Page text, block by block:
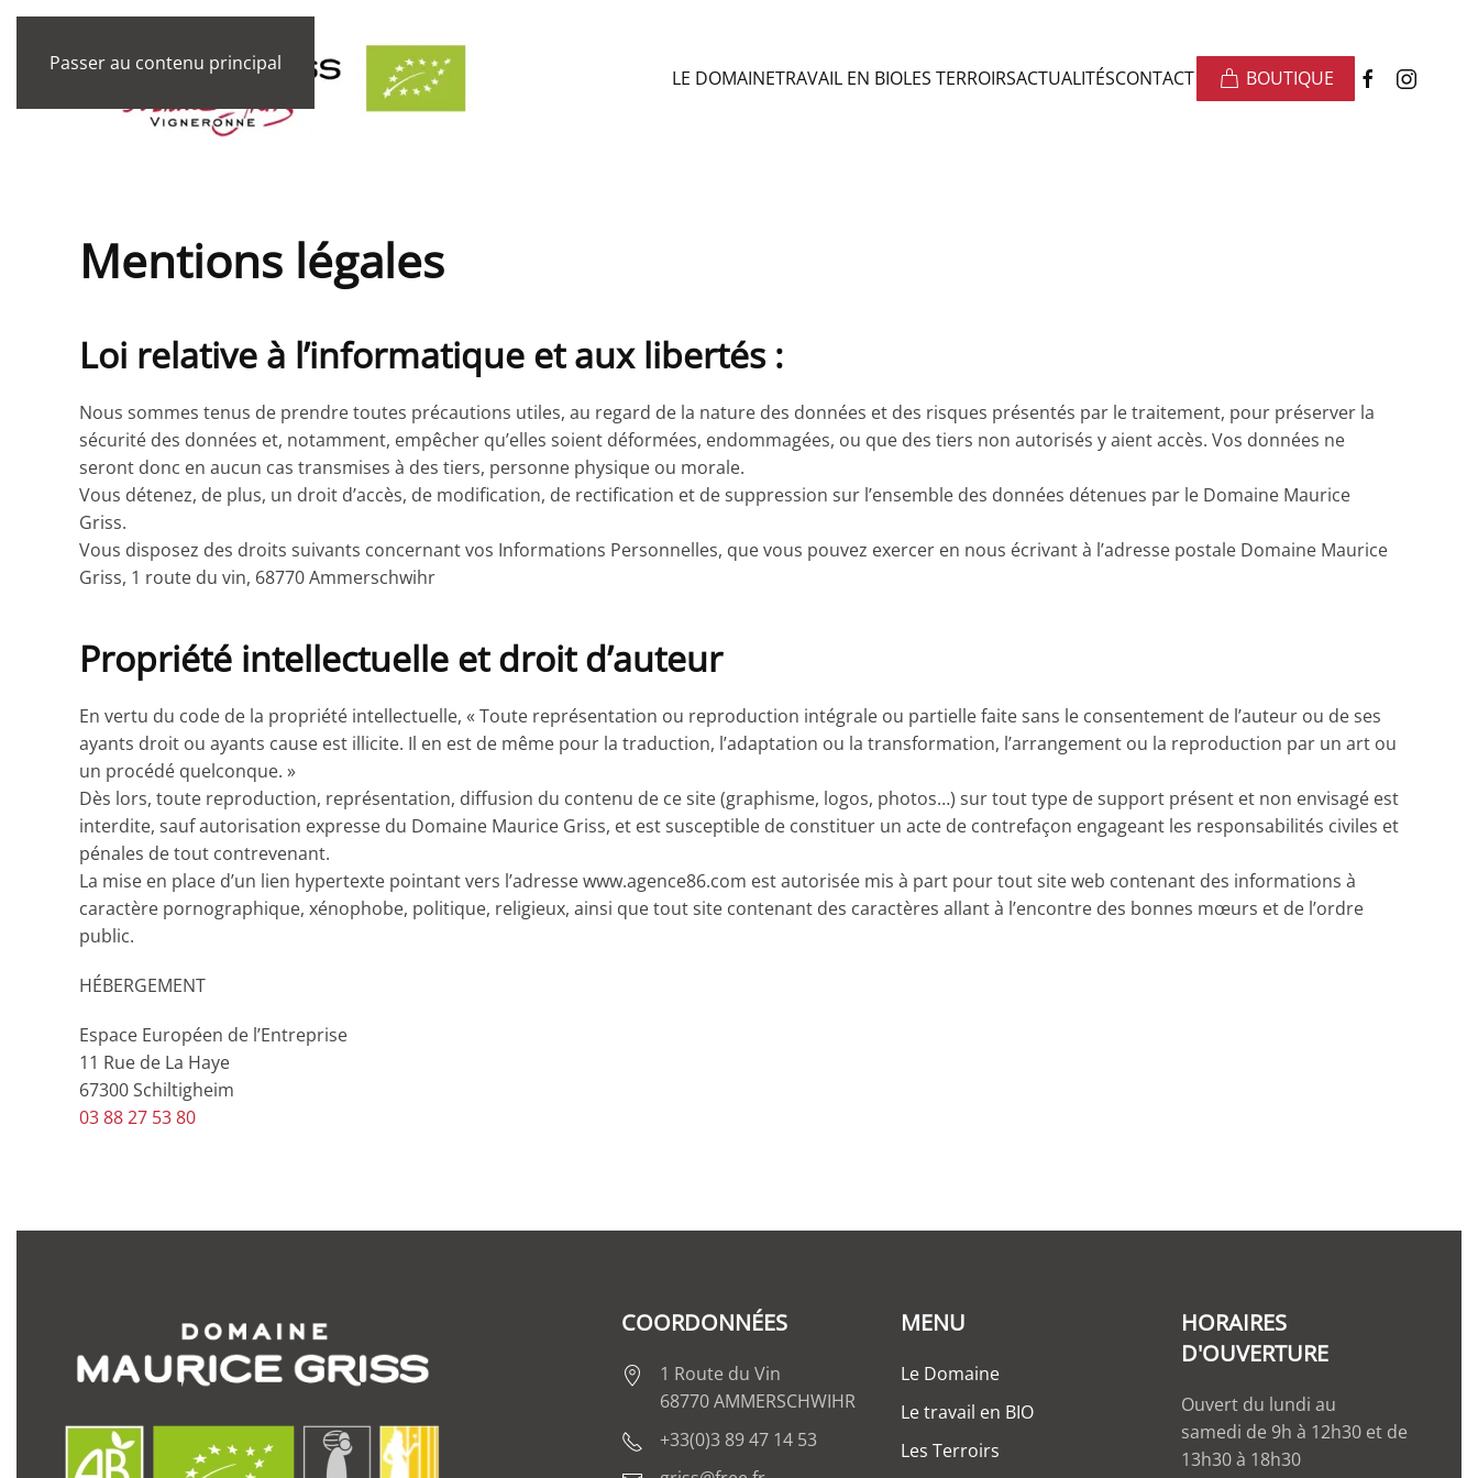
Passer au contenu principal
LE DOMAINETRAVAIL EN BIOLES TERROIRSACTUALITÉSCONTACT BOUTIQUE
Mentions légales
Loi relative à l’informatique et aux libertés :
Nous sommes tenus de prendre toutes précautions utiles, au regard de la nature des données et des risques présentés par le traitement, pour préserver la
sécurité des données et, notamment, empêcher qu’elles soient déformées, endommagées, ou que des tiers non autorisés y aient accès. Vos données ne
seront donc en aucun cas transmises à des tiers, personne physique ou morale.
Vous détenez, de plus, un droit d’accès, de modification, de rectification et de suppression sur l’ensemble des données détenues par le Domaine Maurice
Griss.
Vous disposez des droits suivants concernant vos Informations Personnelles, que vous pouvez exercer en nous écrivant à l’adresse postale Domaine Maurice
Griss, 1 route du vin, 68770 Ammerschwihr
Propriété intellectuelle et droit d’auteur
En vertu du code de la propriété intellectuelle, « Toute représentation ou reproduction intégrale ou partielle faite sans le consentement de l’auteur ou de ses
ayants droit ou ayants cause est illicite. Il en est de même pour la traduction, l’adaptation ou la transformation, l’arrangement ou la reproduction par un art ou
un procédé quelconque. »
Dès lors, toute reproduction, représentation, diffusion du contenu de ce site (graphisme, logos, photos…) sur tout type de support présent et non envisagé est
interdite, sauf autorisation expresse du Domaine Maurice Griss, et est susceptible de constituer un acte de contrefaçon engageant les responsabilités civiles et
pénales de tout contrevenant.
La mise en place d’un lien hypertexte pointant vers l’adresse www.agence86.com est autorisée mis à part pour tout site web contenant des informations à
caractère pornographique, xénophobe, politique, religieux, ainsi que tout site contenant des caractères allant à l’encontre des bonnes mœurs et de l’ordre
public.
HÉBERGEMENT
Espace Européen de l’Entreprise
11 Rue de La Haye
67300 Schiltigheim
03 88 27 53 80
COORDONNÉES
1 Route du Vin
68770 AMMERSCHWIHR
+33(0)3 89 47 14 53
MENU
Le Domaine
Le travail en BIO
Les Terroirs
HORAIRES
D'OUVERTURE
Ouvert du lundi au
samedi de 9h à 12h30 et de
13h30 à 18h30